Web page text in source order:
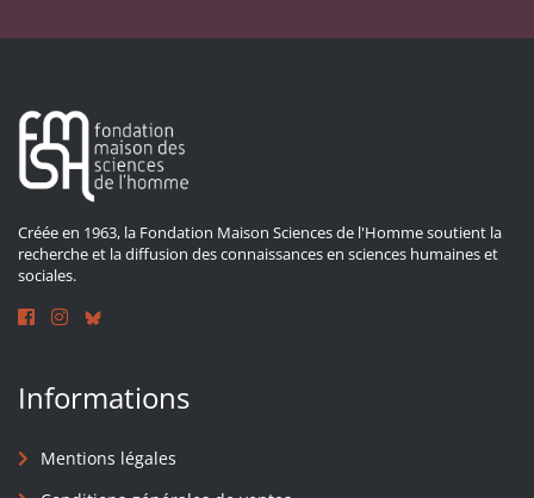
Créée en 1963, la Fondation Maison Sciences de l'Homme soutient la
recherche et la diffusion des connaissances en sciences humaines et
sociales.
Informations
Mentions légales